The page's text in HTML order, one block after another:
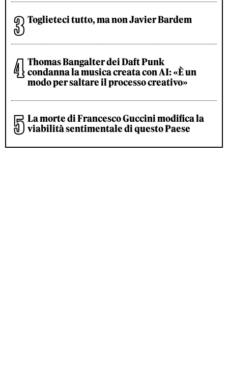
Toglieteci tutto, ma non Javier Bardem
Thomas Bangalter dei Daft Punk
condanna la musica creata con AI: «È un
modo per saltare il processo creativo»
La morte di Francesco Guccini modifica la
viabilità sentimentale di questo Paese